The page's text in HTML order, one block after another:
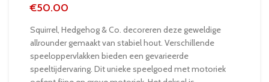
€50.00
Squirrel, Hedgehog & Co. decoreren deze geweldige
allrounder gemaakt van stabiel hout. Verschillende
speeloppervlakken bieden een gevarieerde
speeltijdervaring. Dit unieke speelgoed met motoriek